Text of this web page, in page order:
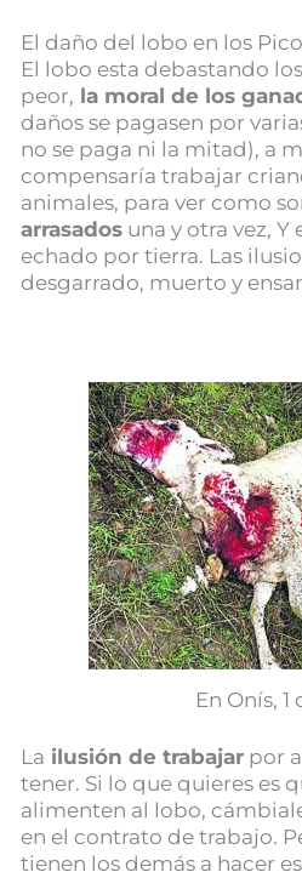
El daño del lobo en los
El lobo esta debastando
peor, la moral de los
daños se pagasen por
no se paga ni la mitad), a
compensaría trabajar
animales, para ver como
arrasados una y otra vez,
echado por tierra. Las
desgarrado, muerto y
En Onís, 1
La ilusión de trabajar por
tener. Si lo que quieres es
alimenten al lobo,
en el contrato de trabajo.
tienen los demás a hacer